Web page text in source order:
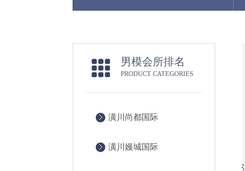
男模会所排名
PRODUCT CATEGORIES
潢川尚都国际
潢川嫚城国际